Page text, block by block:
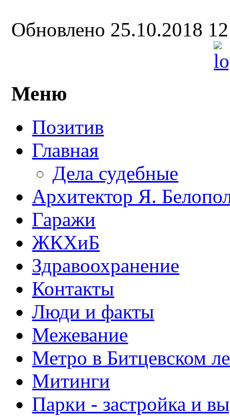
Обновлено 25.10.2018
Меню
Позитив
Главная
Дела судебные
Архитектор Я.
Гаражи
ЖКХиБ
Здравоохранение
Контакты
Люди и факты
Межевание
Метро в Битцевском
Митинги
Парки - застройка и